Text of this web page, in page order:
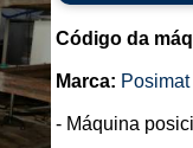
Código da
Marca: Posimat
- Máquina